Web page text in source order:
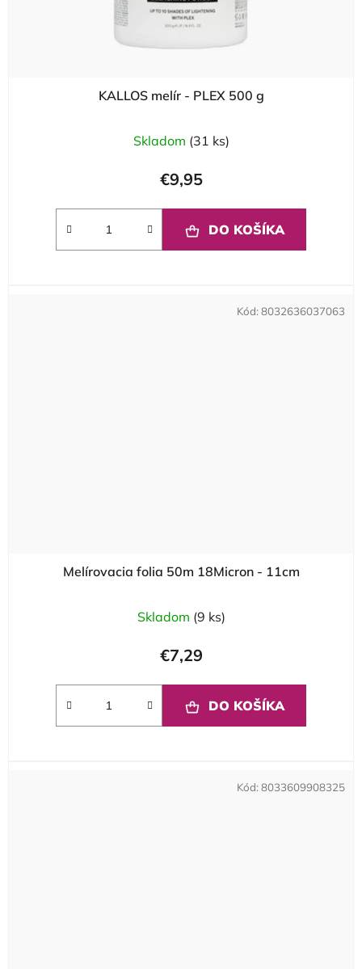
KALLOS melír - PLEX 500 g
Skladom (31 ks)
€9,95
DO KOŠÍKA
Melírovacia folia 50m 18Micron - 11cm
Skladom (9 ks)
€7,29
DO KOŠÍKA
Kód:8032636037063
Kód: 8033609908325